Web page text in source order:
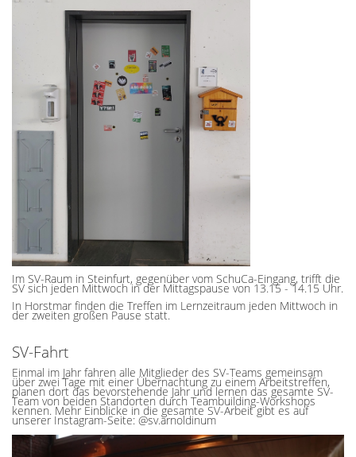
Im SV-Raum in Steinfurt, gegenüber vom SchuCa-Eingang, trifft die
SV sich jeden Mittwoch in der Mittagspause von 13.15 - 14.15 Uhr.
In Horstmar finden die Treffen im Lernzeitraum jeden Mittwoch in
der zweiten großen Pause statt.
SV-Fahrt
Einmal im Jahr fahren alle Mitglieder des SV-Teams gemeinsam
über zwei Tage mit einer Übernachtung zu einem Arbeitstreffen,
planen dort das bevorstehende Jahr und lernen das gesamte SV-
Team von beiden Standorten durch Teambuilding-Workshops
kennen. Mehr Einblicke in die gesamte SV-Arbeit gibt es auf
unserer Instagram-Seite: @sv.arnoldinum